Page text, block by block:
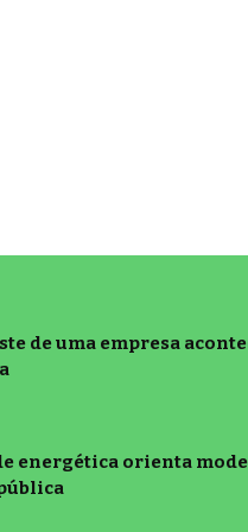
de uma empresa
energética orienta